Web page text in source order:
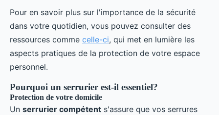
Pour en savoir plus sur l'importance de la sécurité
dans votre quotidien, vous pouvez consulter des
ressources comme celle-ci, qui met en lumière les
aspects pratiques de la protection de votre espace
personnel.
Pourquoi un serrurier est-il essentiel?
Protection de votre domicile
Un serrurier compétent s'assure que vos serrures